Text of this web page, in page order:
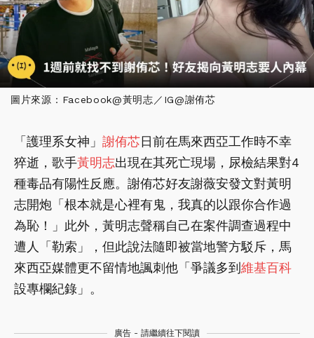
圖片來源：Facebook@黃明志／IG@謝侑芯
「護理系女神」 謝侑芯日前在馬來西亞工作時不幸
猝逝，歌手黃明志出現在其死亡現場，尿檢結果對4
種毒品有陽性反應。謝侑芯好友謝薇安發文對黃明
志開炮「根本就是心裡有鬼，我真的以跟你合作過
為恥！」此外，黃明志聲稱自己在案件調查過程中
遭人「勒索」，但此說法隨即被當地警方駁斥，馬
來西亞媒體更不留情地諷刺他「爭議多到 維基百科
設專欄紀錄」。
廣告 - 請繼續往下閱讀